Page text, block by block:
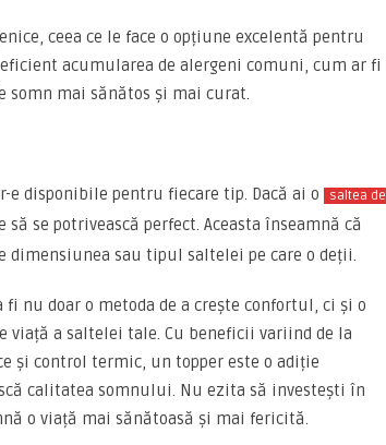
ceea ce le face o opțiune excelentă pentru
acumularea de alergeni comuni, cum ar fi
somn mai sănătos și mai curat.
disponibile pentru fiecare tip. Dacă ai o
saltea de
se potrivească perfect. Aceasta înseamnă că
sau tipul saltelei pe care o deții.
nu doar o metoda de a crește confortul, ci și o
a saltelei tale. Cu beneficii variind de la
și control termic, un topper este o adiție
calitatea somnului. Nu ezita să investești în
o viață mai sănătoasă și mai fericită.